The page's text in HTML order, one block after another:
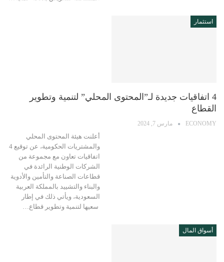
استثمار
4 اتفاقيات جديدة لـ”المحتوى المحلي” لتنمية وتطوير
القطاع
ECONOMY مارس 7, 2024
أعلنت هيئة المحتوى المحلي
والمشتريات الحكومية، عن توقيع 4
اتفاقيات تعاون مع مجموعة من
الشركات الوطنية الرائدة في
قطاعات الصناعة والتأمين والأدوية
والبناء والتشييد بالمملكة العربية
السعودية، ويأتي ذلك في إطار
سعيها لتنمية وتطوير قطاع…
أسواق المال